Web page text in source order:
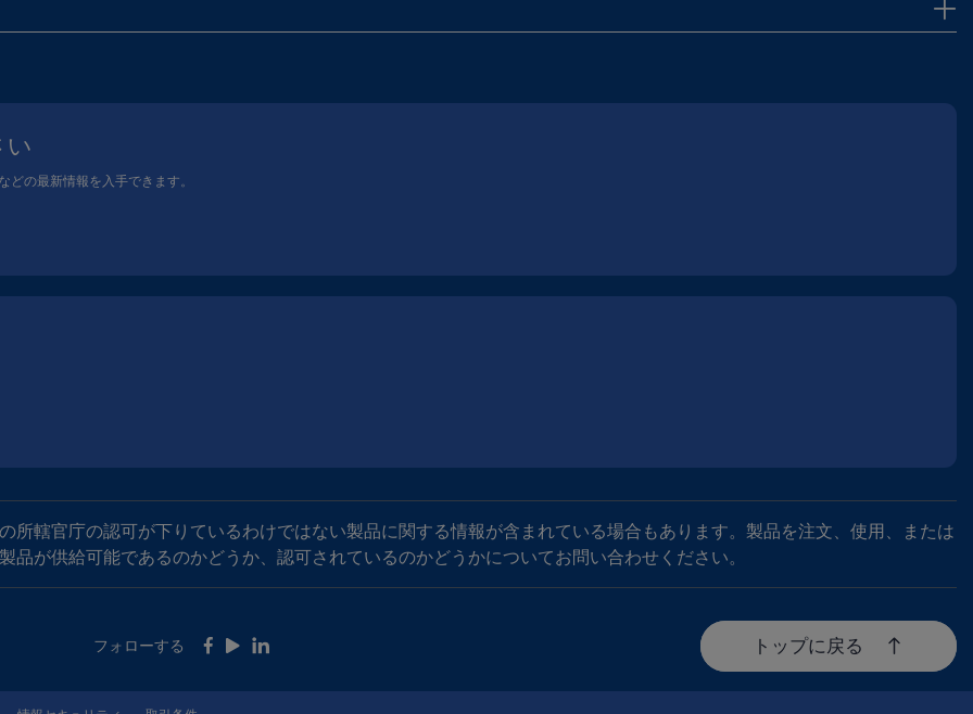
い
の最新情報を入手できます。
所轄官庁の認可が下りているわけではない製品に関する情報が含まれている場合もあります。製品を注文、使用、または
が供給可能であるのかどうか、認可されているのかどうかについてお問い合わせください。
フォローする Facebook
YoutubeLinkedIn トップに戻る